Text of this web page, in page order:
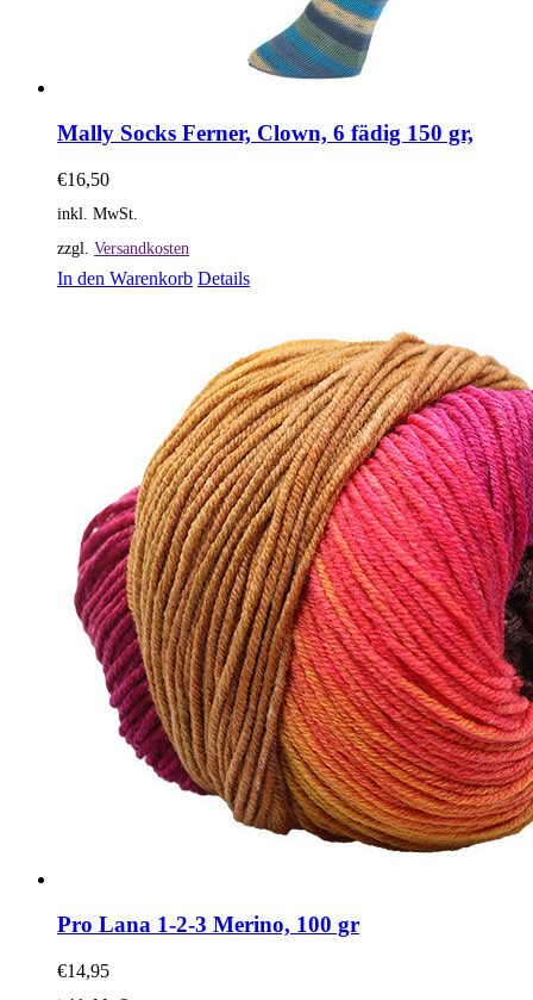
Mally Socks Ferner, Clown, 6 fädig 150 gr,
€16,50
inkl. MwSt.
zzgl. Versandkosten
In den Warenkorb Details
Pro Lana 1-2-3 Merino, 100 gr
€14,95